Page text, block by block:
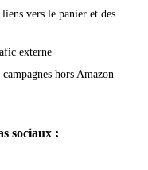
vers le panier et des
externe
hors Amazon
sociaux :